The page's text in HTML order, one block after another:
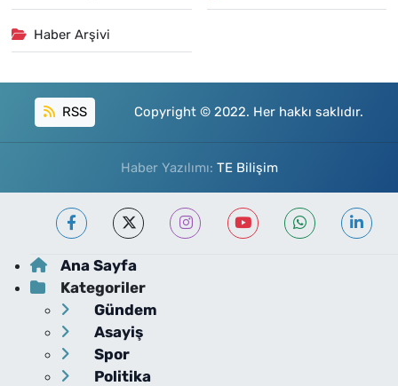
Haber Arşivi
RSS Copyright © 2022. Her hakkı saklıdır.
Haber Yazılımı: TE Bilişim
Ana Sayfa
Kategoriler
Gündem
Asayiş
Spor
Politika